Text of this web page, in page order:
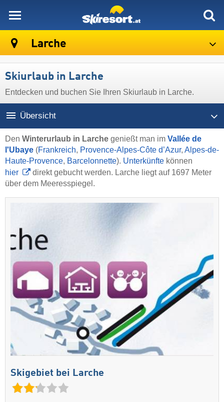
Larche
Skiurlaub in Larche
Entdecken und buchen Sie Ihren Skiurlaub in Larche.
Übersicht
Den Winterurlaub in Larche genießt man im Vallée de
l'Ubaye (Frankreich, Provence-Alpes-Côte d’Azur, Alpes-de-
Haute-Provence, Barcelonnette). Unterkünfte können
hier
direkt gebucht werden. Larche liegt auf 1697 Meter
über dem Meeresspiegel.
Skigebiet bei Larche